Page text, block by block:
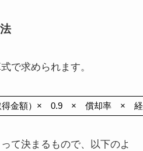
で求められます。
金額）×　0.9　×　償却率　×　
て決まるもので、以下のよ